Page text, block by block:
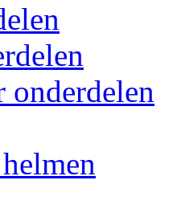
onderdelen